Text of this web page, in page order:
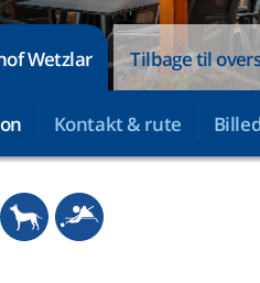
Wetzlar Tilbage til
Kontakt & rute